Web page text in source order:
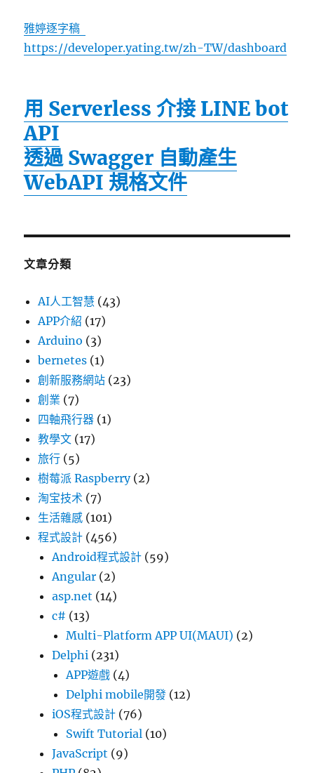
雅婷逐字稿
https://developer.yating.tw/zh-TW/dashboard
用 Serverless 介接 LINE bot
API
透過 Swagger 自動產生
WebAPI 規格文件
文章分類
AI人工智慧 (43)
APP介紹 (17)
Arduino (3)
bernetes (1)
創新服務網站 (23)
創業 (7)
四軸飛行器 (1)
教學文 (17)
旅行 (5)
樹莓派 Raspberry(2)
淘宝技术 (7)
生活雜感 (101)
程式設計 (456)
Android程式設計 (59)
Angular (2)
asp.net (14)
c# (13)
Multi-Platform APP UI(MAUI) (2)
Delphi (231)
APP遊戲 (4)
Delphi mobile開發 (12)
iOS程式設計 (76)
Swift Tutorial (10)
JavaScript (9)